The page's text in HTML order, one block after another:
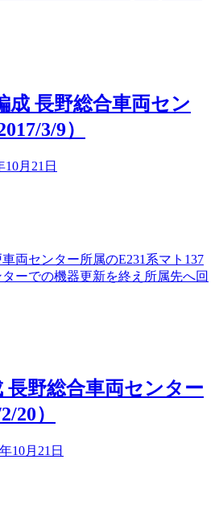
成 長野総合車両セン
3/9）
10月21日
両センター所属のE231系マト137
ーでの機器更新を終え所属先へ回
長野総合車両センター
20）
10月21日